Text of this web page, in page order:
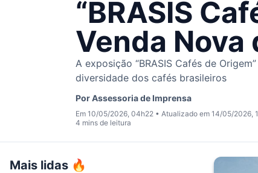
“BRASIS
Venda
A exposição “BRASIS Cafés de
diversidade dos cafés brasileiros
PorAssessoria de Imprensa
Em 10/05/2026, 04h22 • Atualizado em 14/05/2026,
4 mins de leitura
Mais lidas 🔥